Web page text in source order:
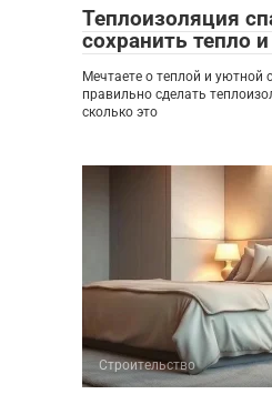
Теплоизоляция
сохранить тепло
Мечтаете о теплой и уютной
правильно сделать
сколько это
Строительство